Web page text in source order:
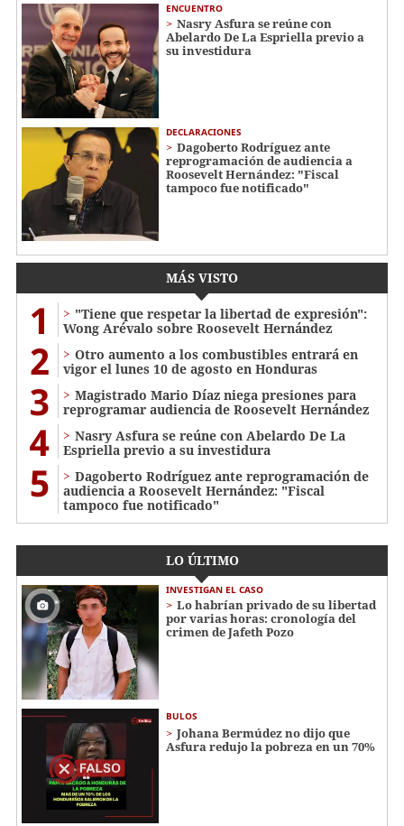
ENCUENTRO
Nasry Asfura se reúne con
Abelardo De La Espriella previo a
su investidura
DECLARACIONES
Dagoberto Rodríguez ante
reprogramación de audiencia a
Roosevelt Hernández: "Fiscal
tampoco fue notificado"
MÁS VISTO
1
"Tiene que respetar la libertad de expresión":
Wong Arévalo sobre Roosevelt Hernández
2
Otro aumento a los combustibles entrará en
vigor el lunes 10 de agosto en Honduras
3
Magistrado Mario Díaz niega presiones para
reprogramar audiencia de Roosevelt Hernández
4
Nasry Asfura se reúne con Abelardo De La
Espriella previo a su investidura
5
Dagoberto Rodríguez ante reprogramación de
audiencia a Roosevelt Hernández: "Fiscal
tampoco fue notificado"
LO ÚLTIMO
INVESTIGAN EL CASO
Lo habrían privado de su libertad
por varias horas: cronología del
crimen de Jafeth Pozo
BULOS
Johana Bermúdez no dijo que
Asfura redujo la pobreza en un 70%